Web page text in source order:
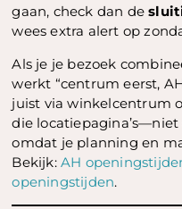
gaan, check dan de
wees extra alert op
Als je je bezoek
werkt “centrum eerst,
juist via winkelcentrum
die
omdat je planning en
Bekijk:AH
openingstijden.